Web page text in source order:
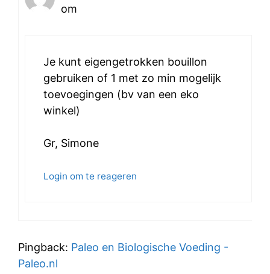
om
Je kunt eigengetrokken bouillon
gebruiken of 1 met zo min mogelijk
toevoegingen (bv van een eko
winkel)
Gr, Simone
Login om te reageren
Pingback: Paleo en Biologische Voeding -
Paleo.nl